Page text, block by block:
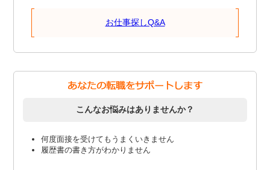
お仕事探しQ&A
こんなお悩みはありませんか？
何度面接を受けてもうまくいきません
履歴書の書き方がわかりません